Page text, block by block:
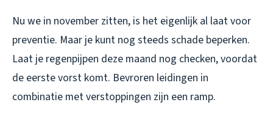
Nu we in november zitten, is het eigenlijk al laat voor
preventie. Maar je kunt nog steeds schade beperken.
Laat je regenpijpen deze maand nog checken, voordat
de eerste vorst komt. Bevroren leidingen in
combinatie met verstoppingen zijn een ramp.